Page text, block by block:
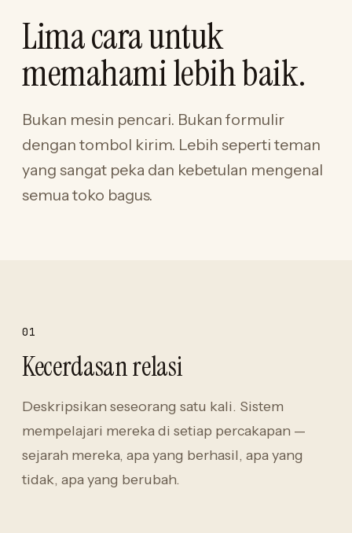
Lima cara untuk
memahami lebih baik.
Bukan mesin pencari. Bukan formulir
dengan tombol kirim. Lebih seperti teman
yang sangat peka dan kebetulan mengenal
semua toko bagus.
01
Kecerdasan relasi
Deskripsikan seseorang satu kali. Sistem
mempelajari mereka di setiap percakapan —
sejarah mereka, apa yang berhasil, apa yang
tidak, apa yang berubah.